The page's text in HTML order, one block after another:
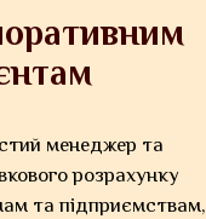
менеджер та
розрахунку
та підприємствам,